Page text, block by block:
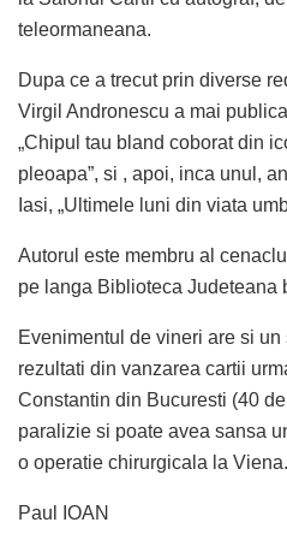
teleormaneana.
Dupa ce a trecut prin diverse
Virgil Andronescu a mai
„Chipul tau bland coborat din
pleoapa”, si , apoi, inca unul,
Iasi, „Ultimele luni din viata
Autorul este membru al
pe langa Biblioteca Judeteana
Evenimentul de vineri are si
rezultati din vanzarea cartii
Constantin din Bucuresti (40
paralizie si poate avea sansa
o operatie chirurgicala la Viena.
Paul IOAN